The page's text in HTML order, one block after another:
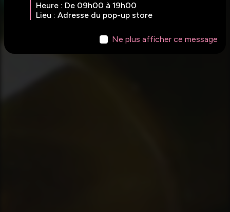
Heure : De 09h00 à 19h00
Lieu : Adresse du pop-up store
Ne plus afficher ce message